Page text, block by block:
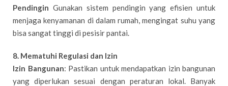
Pendingin Gunakan sistem pendingin yang efisien untuk
menjaga kenyamanan di dalam rumah, mengingat suhu yang
bisa sangat tinggi di pesisir pantai.
8. Mematuhi Regulasi dan Izin
Izin Bangunan: Pastikan untuk mendapatkan izin bangunan
yang diperlukan sesuai dengan peraturan lokal. Banyak